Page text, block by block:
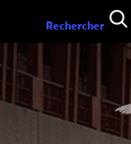
Rechercher